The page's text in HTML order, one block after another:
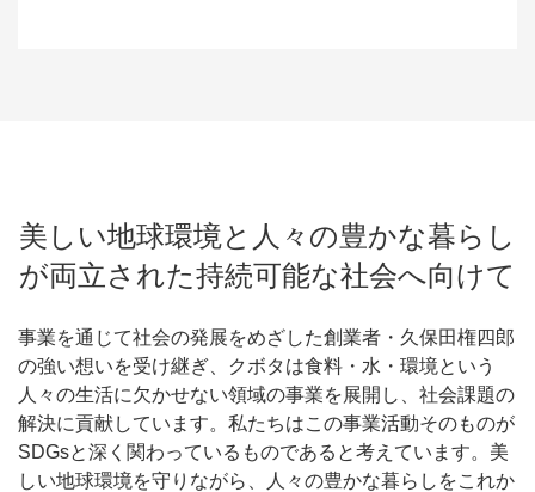
美しい地球環境と人々の豊かな暮らし
が両立された持続可能な社会へ向けて
事業を通じて社会の発展をめざした創業者・久保田権四郎
の強い想いを受け継ぎ、クボタは食料・水・環境という
人々の生活に欠かせない領域の事業を展開し、社会課題の
解決に貢献しています。私たちはこの事業活動そのものが
SDGsと深く関わっているものであると考えています。美
しい地球環境を守りながら、人々の豊かな暮らしをこれか